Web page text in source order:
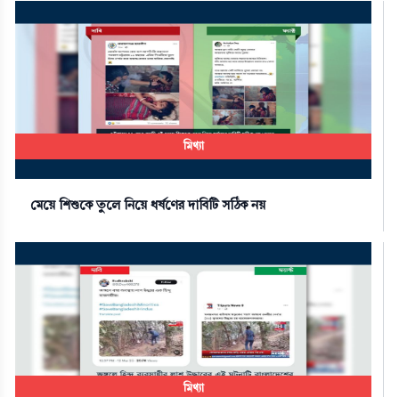
মিথ্যা
মেয়ে শিশুকে তুলে নিয়ে ধর্ষণের দাবিটি সঠিক নয়
মিথ্যা